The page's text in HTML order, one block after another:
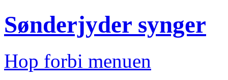
Sønderjyder synger
Hop forbi menuen